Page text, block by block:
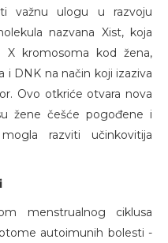
važnu ulogu u razvoju
nazvana Xist, koja
X kromosoma kod žena,
DNK na način koji izaziva
Ovo otkriće otvara nova
žene češće pogođene i
razviti učinkovitija
menstrualnog ciklusa
autoimunih bolesti -